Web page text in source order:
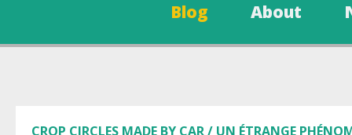
Blog About
CROP CIRCLES MADE BY CAR / UN ÉTRANGE